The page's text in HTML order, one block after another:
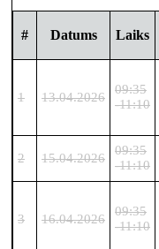
# Datums Laiks
1 13.04.2026
09:35
-11:10
2 15.04.2026
09:35
-11:10
3 16.04.2026
09:35
-11:10